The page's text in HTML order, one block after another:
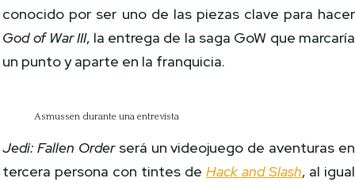
conocido por ser uno de las piezas clave para hacer
God of War III, la entrega de la saga GoW que marcaría
un punto y aparte en la franquicia.
Asmussen durante una entrevista
Jedi: Fallen Orderserá un videojuego de aventuras en
tercera persona con tintes deHack and Slash, al igual